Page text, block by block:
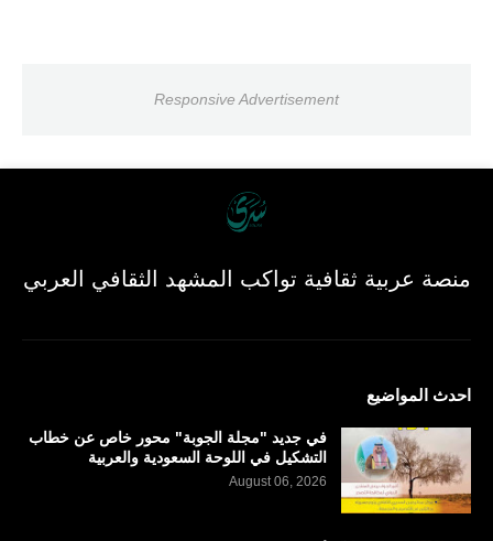
Responsive Advertisement
منصة عربية ثقافية تواكب المشهد الثقافي العربي
احدث المواضيع
في جديد "مجلة الجوبة" محور خاص عن خطاب
التشكيل في اللوحة السعودية والعربية
August 06, 2026